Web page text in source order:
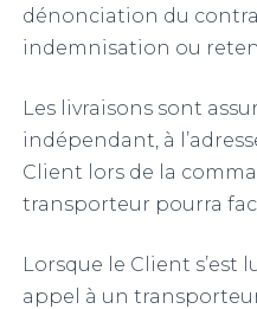
dénonciation du
indemnisation ou
Les livraisons sont
indépendant, à
Client lors de la
transporteur pourra
Lorsque le Client s’est
appel à un